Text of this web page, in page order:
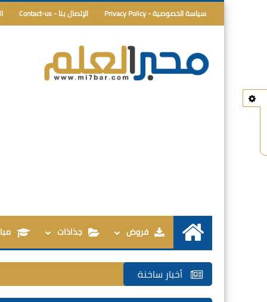
سياسة الخصوصية - Privacy Policy الإتصال بنا - Contact-us
الرئيسيةفروض جذاذات
أخبار ساخنة